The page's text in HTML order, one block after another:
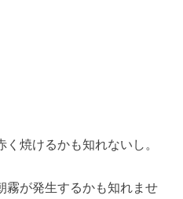
焼けるかも知れないし。
霧が発生するかも知れませ